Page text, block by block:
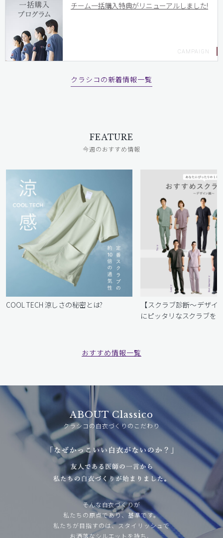
チーム一括購入特典がリニューアルしました!
クラシコの新着情報一覧
FEATURE
今週のおすすめ情報
COOL TECH 涼しさの秘密とは?
【スクラブ診断〜デザイ
にピッタリなスクラブを
おすすめ情報一覧
ABOUT Classico
クラシコの白衣づくりのこだわり
そんな白衣づくりが
私たちの原点であり、基準です。
私たちが目指すのは、スタイリッシュで
お洒落なシルエットを持ち、